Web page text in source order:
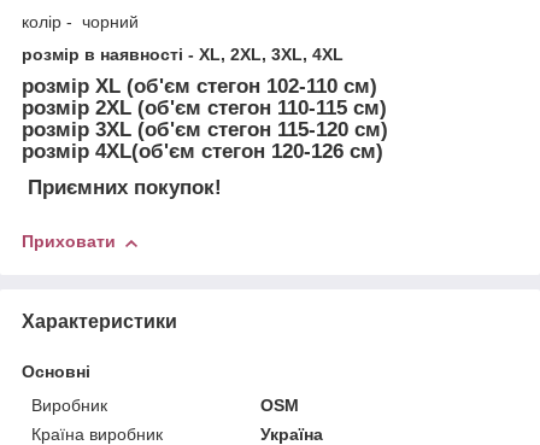
колір - чорний
розмір в наявності - XL, 2XL, 3XL, 4XL
розмір XL (об'єм стегон 102-110 см)
розмір 2XL (об'єм стегон 110-115 см)
розмір 3XL (об'єм стегон 115-120 см)
розмір 4XL(об'єм стегон 120-126 см)
Приємних покупок!
Приховати
Характеристики
Основні
Виробник
OSM
Країна виробник
Україна